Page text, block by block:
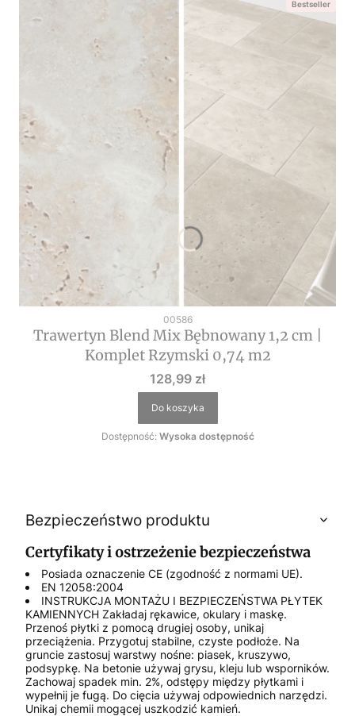
Bestseller
Kod produktu
00586
Trawertyn Blend Mix Bębnowany 1,2 cm |
Komplet Rzymski 0,74 m2
Cena
128,99 zł
Do koszyka
Dostępność: Wysoka dostępność
Bezpieczeństwo produktu
Certyfikaty i ostrzeżenie bezpieczeństwa
Posiada oznaczenie CE (zgodność z normami UE).
EN 12058:2004
INSTRUKCJA MONTAŻU I BEZPIECZEŃSTWA PŁYTEK
KAMIENNYCH Zakładaj rękawice, okulary i maskę.
Przenoś płytki z pomocą drugiej osoby, unikaj
przeciążenia. Przygotuj stabilne, czyste podłoże. Na
gruncie zastosuj warstwy nośne: piasek, kruszywo,
podsypkę. Na betonie używaj grysu, kleju lub wsporników.
Zachowaj spadek min. 2%, odstępy między płytkami i
wypełnij je fugą. Do cięcia używaj odpowiednich narzędzi.
Unikaj chemii mogącej uszkodzić kamień.